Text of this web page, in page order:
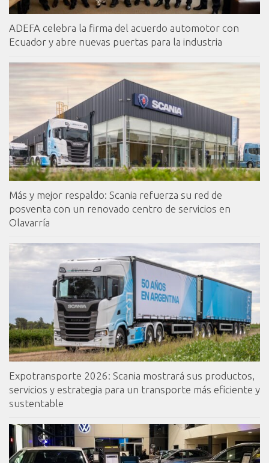
ADEFA celebra la firma del acuerdo automotor con
Ecuador y abre nuevas puertas para la industria
Más y mejor respaldo: Scania refuerza su red de
posventa con un renovado centro de servicios en
Olavarría
Expotransporte 2026: Scania mostrará sus productos,
servicios y estrategia para un transporte más eficiente y
sustentable